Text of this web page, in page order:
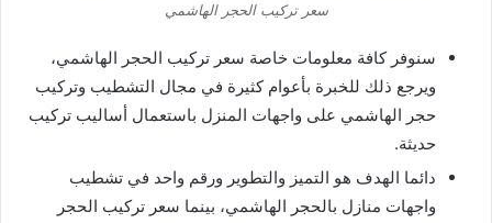
سعر تركيب الحجر الهاشمي
سنوفر كافة معلومات خاصة سعر تركيب الحجر الهاشمي،
ويرجع ذلك للخبرة بأعوام كثيرة في مجال التشطيب وتركيب
حجر الهاشمي على واجهات المنزل باستعمال أساليب تركيب
حديثة.
دائما الهدف هو التميز والتطوير ورقم واحد في تشطيب
واجهات منازل بالحجر الهاشمي، بينما سعر تركيب الحجر